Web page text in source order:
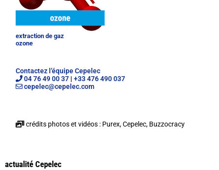
extraction de gaz
ozone
Contactez l’équipe Cepelec
04 76 49 00 37 |+33 476 490 037
cepelec@cepelec.com
crédits photos et vidéos : Purex, Cepelec, Buzzocracy
actualité Cepelec